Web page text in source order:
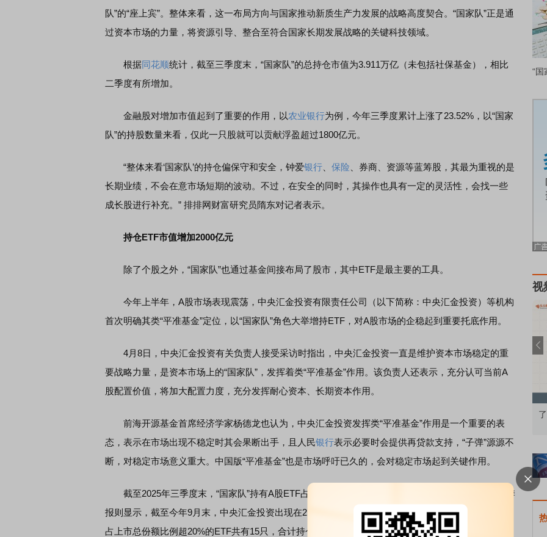
队”的“座上宾”。整体来看，这一布局方向与国家推动新质生产力发展的战略高度契合。“国家队”正是通
过资本市场的力量，将资源引导、整合至符合国家长期发展战略的关键科技领域。
根据同花顺统计，截至三季度末，“国家队”的总持仓市值为3.911万亿（未包括社保基金），相比
二季度有所增加。
金融股对增加市值起到了重要的作用，以农业银行为例，今年三季度累计上涨了23.52%，以“国家
队”的持股数量来看，仅此一只股就可以贡献浮盈超过1800亿元。
“整体来看‘国家队’的持仓偏保守和安全，钟爱银行 保险 、券商、资源等蓝筹股，其最为重视的是
长期业绩，不会在意市场短期的波动。不过，在安全的同时，其操作也具有一定的灵活性，会找一些
成长股进行补充。” 排排网财富研究员隋东对记者表示。
持仓ETF市值增加2000亿元
除了个股之外，“国家队”也通过基金间接布局了股市，其中ETF是最主要的工具。
今年上半年，A股市场表现震荡，中央汇金投资有限责任公司（以下简称：中央汇金投资）等机构
首次明确其类“平准基金”定位，以“国家队”角色大举增持ETF，对A股市场的企稳起到重要托底作用。
4月8日，中央汇金投资有关负责人接受采访时指出，中央汇金投资一直是维护资本市场稳定的重
要战略力量，是资本市场上的“国家队”，发挥着类“平准基金”作用。该负责人还表示，充分认可当前A
股配置价值，将加大配置力度，充分发挥耐心资本、长期资本作用。
前海开源基金首席经济学家杨德龙也认为，中央汇金投资发挥类“平准基金”作用是一个重要的表
态，表示在市场出现不稳定时其会果断出手，且人民银行表示必要时会提供再贷款支持，“子弹”源源不
断，对稳定市场意义重大。中国版“平准基金”也是市场呼吁已久的，会对稳定市场起到关键作用。
截至2025年三季度末，“国家队”持有A股ETF占A股ETF总规模比例超过40%。最新披露的基金三季
报则显示，截至今年9月末，中央汇金投资出现在21只ETF的十大持有人名单中，其中，持有基金份额
占上市总份额比例超20%的ETF共有15只，合计持仓市值为7777.97亿元。
“国
视